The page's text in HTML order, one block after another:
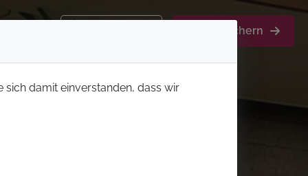
Aktion sichern
sich damit einverstanden, dass wir